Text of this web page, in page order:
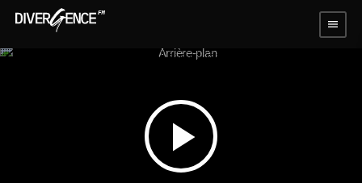
menu
play_arrow